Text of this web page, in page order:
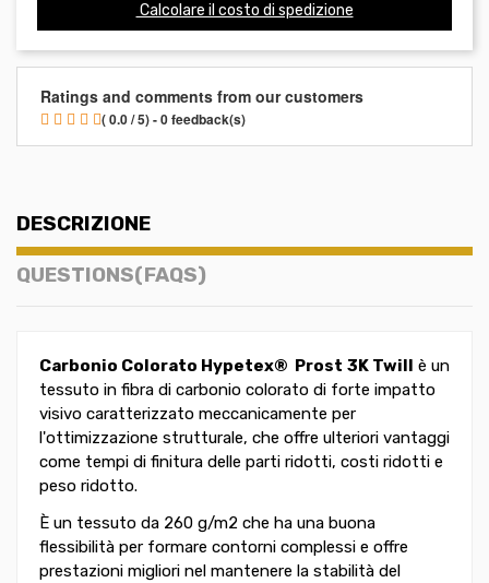
Calcolare il costo di spedizione
Ratings and comments from our customers
( 0.0 / 5) - 0 feedback(s)
DESCRIZIONE
QUESTIONS(FAQS)
Carbonio Colorato Hypetex® Prost 3K Twill
è un
tessuto in fibra di carbonio colorato di forte impatto
visivo caratterizzato meccanicamente per
l'ottimizzazione strutturale, che offre ulteriori vantaggi
come tempi di finitura delle parti ridotti, costi ridotti e
peso ridotto.
È un tessuto da 260 g/m2 che ha una buona
flessibilità per formare contorni complessi e offre
prestazioni migliori nel mantenere la stabilità del